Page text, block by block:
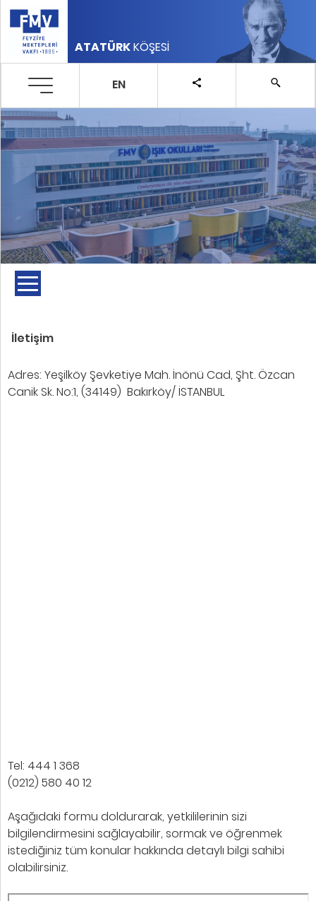
ATATÜRKKÖŞESİ
EN
İletişim
Adres: Yeşilköy Şevketiye Mah. İnönü Cad, Şht. Özcan
Canik Sk. No:1, (34149) Bakırköy/ İSTANBUL
Tel: 444 1 368
(0212) 580 40 12
Aşağıdaki formu doldurarak, yetkililerinin sizi
bilgilendirmesini sağlayabilir, sormak ve öğrenmek
istediğiniz tüm konular hakkında detaylı bilgi sahibi
olabilirsiniz.